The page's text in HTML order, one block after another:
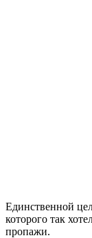
Единственной
которого так
пропажи.